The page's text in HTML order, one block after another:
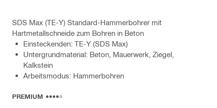
SDS Max (TE-Y) Standard-Hammerbohrer mit
Hartmetallschneide zum Bohren in Beton
Einsteckenden: TE-Y (SDS Max)
Untergrundmaterial: Beton, Mauerwerk, Ziegel,
Kalkstein
Arbeitsmodus: Hammerbohren
PREMIUM